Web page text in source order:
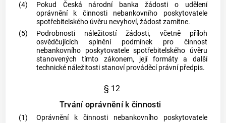
(4)
Pokud Česká národní banka žádosti o udělení
oprávnění k činnosti nebankovního poskytovatele
spotřebitelského úvěru nevyhoví, žádost zamítne.
(5)
Podrobnosti náležitostí žádosti, včetně příloh
osvědčujících splnění podmínek pro činnost
nebankovního poskytovatele spotřebitelského úvěru
stanovených tímto zákonem, její formáty a další
technické náležitosti stanoví prováděcí právní předpis.
§ 12
Trvání oprávnění k činnosti
(1) Oprávnění k činnosti nebankovního poskytovatele